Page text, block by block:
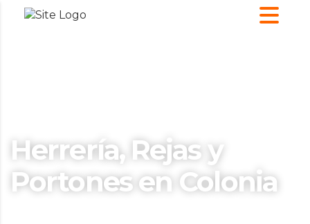
Herrería, Rejas y
Portones en Colonia